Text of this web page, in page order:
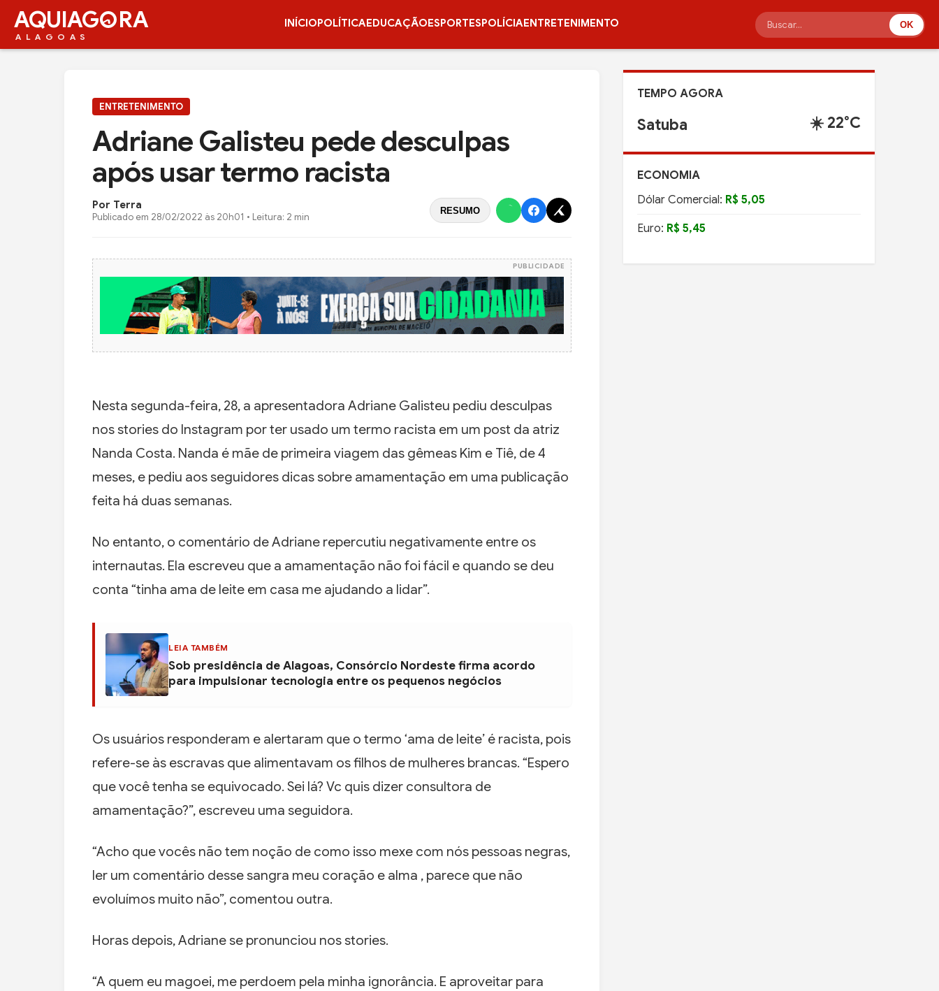
AQUIAG RA
ALAGOAS
INÍCIOPOLÍTICAEDUCAÇÃOESPORTESPOLÍCIAENTRETENIMENTO OK
ENTRETENIMENTO
Adriane Galisteu pede desculpas
após usar termo racista
Por Terra
Publicado em 28/02/2022 às 20h01 • Leitura: 2 min
RESUMO
PUBLICIDADE
Nesta segunda-feira, 28, a apresentadora Adriane Galisteu pediu desculpas
nos stories do Instagram por ter usado um termo racista em um post da atriz
Nanda Costa. Nanda é mãe de primeira viagem das gêmeas Kim e Tiê, de 4
meses, e pediu aos seguidores dicas sobre amamentação em uma publicação
feita há duas semanas.
No entanto, o comentário de Adriane repercutiu negativamente entre os
internautas. Ela escreveu que a amamentação não foi fácil e quando se deu
conta “tinha ama de leite em casa me ajudando a lidar”.
LEIA TAMBÉM
Sob presidência de Alagoas, Consórcio Nordeste firma acordo
para impulsionar tecnologia entre os pequenos negócios
Os usuários responderam e alertaram que o termo ‘ama de leite’ é racista, pois
refere-se às escravas que alimentavam os filhos de mulheres brancas. “Espero
que você tenha se equivocado. Sei lá? Vc quis dizer consultora de
amamentação?”, escreveu uma seguidora.
“Acho que vocês não tem noção de como isso mexe com nós pessoas negras,
ler um comentário desse sangra meu coração e alma , parece que não
evoluímos muito não”, comentou outra.
Horas depois, Adriane se pronunciou nos stories.
“A quem eu magoei, me perdoem pela minha ignorância. E aproveitar para
TEMPO AGORA
Satuba ☀️ 22°C
ECONOMIA
Dólar Comercial: R$ 5,05
Euro: R$ 5,45